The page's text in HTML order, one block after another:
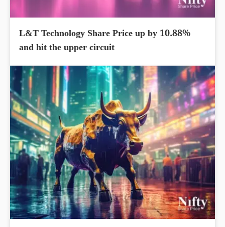
L&T Technology Share Price up by 10.88%
and hit the upper circuit